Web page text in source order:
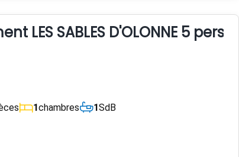
LES SABLES D'OLONNE 5
1chambres 1SdB